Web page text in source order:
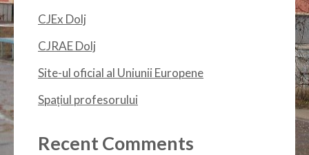
CJEx Dolj
CJRAE Dolj
Site-ul oficial al Uniunii Europene
Spațiul profesorului
Recent Comments